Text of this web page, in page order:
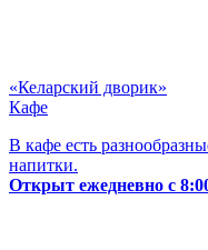
«Келарский дворик»
Кафе
В кафе есть
напитки.
Открыт ежедневно с